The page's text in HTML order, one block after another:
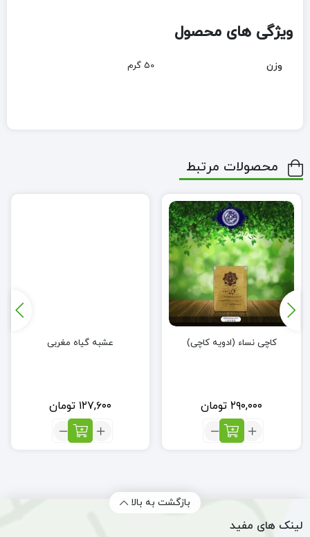
ویژگی های محصول
وزن 50 گرم
محصولات مرتبط
کاچی نساء (ادویه کاچی)
۲۹۰,۰۰۰ تومان
تعداد:
کاچی
عشبه گیاه مغربی
۱۲۷,۶۰۰ تومان
تعداد:
عشبه
بازگشت به بالا
لینک های مفید